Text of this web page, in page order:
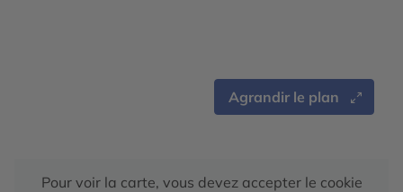
Agrandir le plan
Pour voir la carte, vous devez accepter le cookie